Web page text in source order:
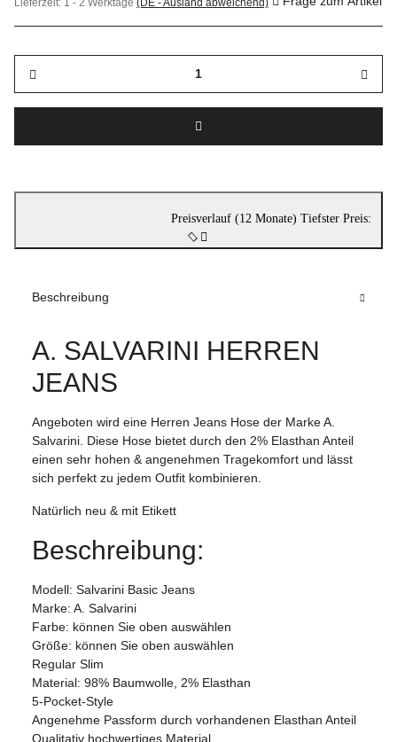
Lieferzeit: 1 - 2 Werktage (DE - Ausland abweichend)
Preisverlauf (12 Monate)
Beschreibung
A. SALVARINI HERREN
JEANS
Angeboten wird eine Herren Jeans Hose der Marke A.
Salvarini. Diese Hose bietet durch den 2% Elasthan Anteil
einen sehr hohen & angenehmen Tragekomfort und lässt
sich perfekt zu jedem Outfit kombinieren.
Natürlich neu & mit Etikett
Beschreibung:
Modell: Salvarini Basic Jeans
Marke: A. Salvarini
Farbe: können Sie oben auswählen
Größe: können Sie oben auswählen
Regular Slim
Material: 98% Baumwolle, 2% Elasthan
5-Pocket-Style
Angenehme Passform durch vorhandenen Elasthan Anteil
Qualitativ hochwertiges Material